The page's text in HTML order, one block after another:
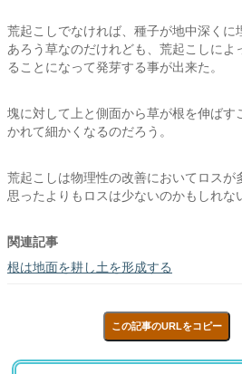
荒起こしでなければ、種子が地中深くに
あろう草なのだけれども、荒起こしによ
ることになって発芽する事が出来た。
塊に対して上と側面から草が根を伸ばす
かれて細かくなるのだろう。
荒起こしは物理性の改善においてロスが
思ったよりもロスは少ないのかもしれな
関連記事
根は地面を耕し土を形成する
この記事のURLをコピー